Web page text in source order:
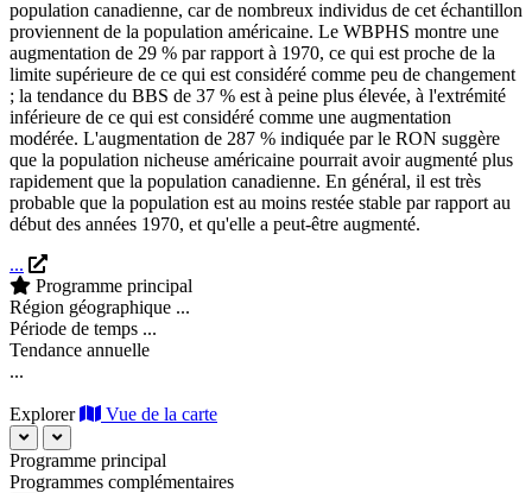
population canadienne, car de nombreux individus de cet échantillon
proviennent de la population américaine. Le WBPHS montre une
augmentation de 29 % par rapport à 1970, ce qui est proche de la
limite supérieure de ce qui est considéré comme peu de changement
; la tendance du BBS de 37 % est à peine plus élevée, à l'extrémité
inférieure de ce qui est considéré comme une augmentation
modérée. L'augmentation de 287 % indiquée par le RON suggère
que la population nicheuse américaine pourrait avoir augmenté plus
rapidement que la population canadienne. En général, il est très
probable que la population est au moins restée stable par rapport au
début des années 1970, et qu'elle a peut-être augmenté.
...
Programme principal
Région géographique ...
Période de temps ...
Tendance annuelle
...
Explorer Vue de la carte
Programme principal
Programmes complémentaires